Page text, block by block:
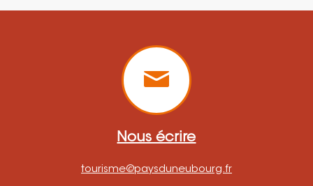
Nous écrire
tourisme@paysduneubourg.fr